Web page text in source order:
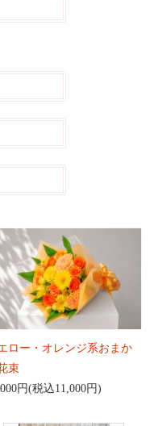
ロー・オレンジ系おまか
束
円(税込11,000円)